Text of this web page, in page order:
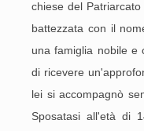
chiese del
battezzata con il
una famiglia nobile e
di ricevere
lei si accompagnò
Sposatasi all'età di